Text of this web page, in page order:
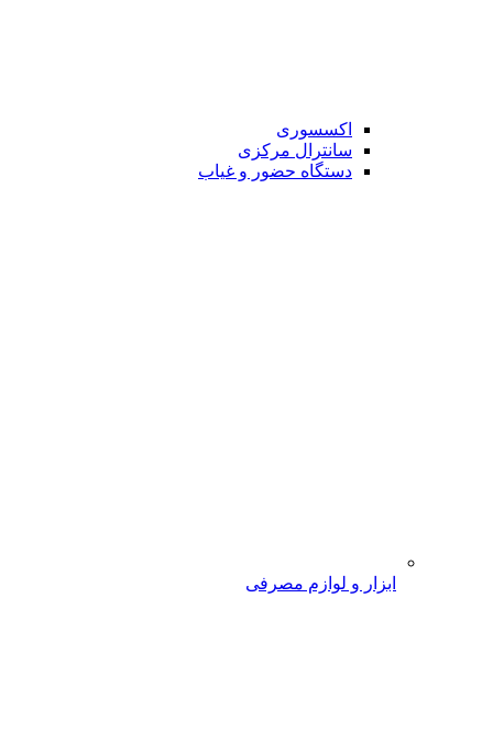
اکسسوری
سانترال مرکزی
دستگاه حضور و غیاب
ابزار و لوازم مصرفی